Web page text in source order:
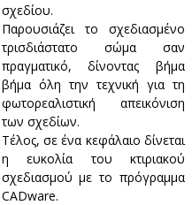
σχεδίου.
Παρουσιάζει το σχεδιασμένο
τρισδιάστατο σώμα σαν
πραγματικό, δίνοντας βήμα
βήμα όλη την τεχνική για τη
φωτορεαλιστική απεικόνιση
των σχεδίων.
Τέλος, σε ένα κεφάλαιο δίνεται
η ευκολία του κτιριακού
σχεδιασμού με το πρόγραμμα
CADware.